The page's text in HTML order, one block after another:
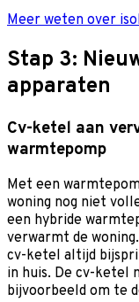
Meer weten over
Stap 3:
apparaten
Cv-ketel aan
warmtepomp
Met een
woning nog niet
een hybride
verwarmt de
cv-ketel altijd
in huis. De cv-ketel
bijvoorbeeld om te